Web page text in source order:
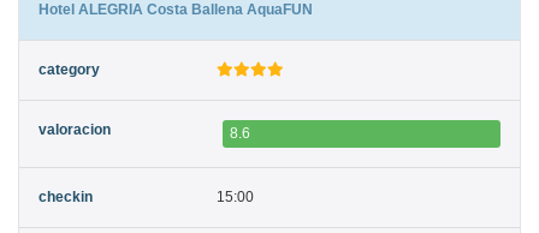
Hotel ALEGRIA Costa Ballena AquaFUN
8.6
15:00